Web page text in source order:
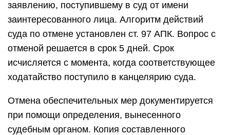
заявлению, поступившему в суд от имени
заинтересованного лица. Алгоритм действий
суда по отмене установлен ст. 97 АПК. Вопрос с
отменой решается в срок 5 дней. Срок
исчисляется с момента, когда соответствующее
ходатайство поступило в канцелярию суда.
Отмена обеспечительных мер документируется
при помощи определения, вынесенного
судебным органом. Копия составленного